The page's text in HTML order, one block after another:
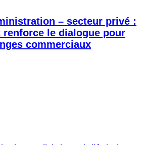
– secteur privé :
renforce le dialogue pour
commerciaux